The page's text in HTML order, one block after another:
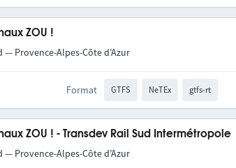
ZOU !
— Provence-Alpes-Côte d’Azur
Format GTFS NeTEx gtfs-rt
ZOU ! - Transdev Rail Sud Intermétropole
— Provence-Alpes-Côte d’Azur